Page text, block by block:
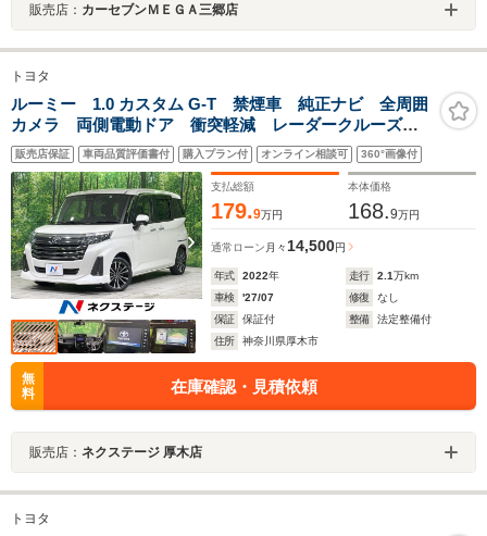
販売店： カーセブンＭＥＧＡ三郷店
トヨタ
ルーミー 1.0 カスタム G-T 禁煙車 純正ナビ 全周囲
カメラ 両側電動ドア 衝突軽減 レーダークルーズ
LEDヘッド オートハイビーム レーンキープ コーナ
ーセンサー シートヒーター ETC オートエアコン
スマートキー
販売店保証 車両品質評価書付 購入プラン付 オンライン相談可 360°画像付
支払総額
179.9万円
本体価格
168.9万円
通常ローン 月々 14,500円
年式 2022年 走行 2.1万km
車検
'27/07 修復
なし
保証
保証付 整備
法定整備付
住所
神奈川県厚木市
無
料
在庫確認・見積依頼
販売店： ネクステージ 厚木店
トヨタ